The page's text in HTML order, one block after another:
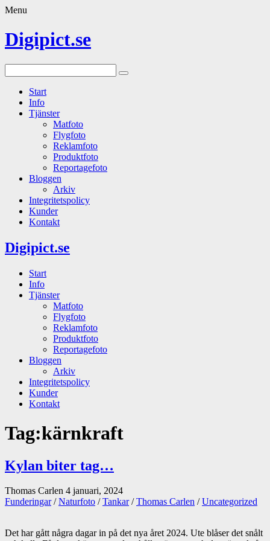
Menu
Digipict.se
Start
Info
Tjänster
Matfoto
Flygfoto
Reklamfoto
Produktfoto
Reportagefoto
Bloggen
Arkiv
Integritetspolicy
Kunder
Kontakt
Digipict.se
Start
Info
Tjänster
Matfoto
Flygfoto
Reklamfoto
Produktfoto
Reportagefoto
Bloggen
Arkiv
Integritetspolicy
Kunder
Kontakt
Tag:kärnkraft
Kylan biter tag…
Thomas Carlen 4 januari, 2024
Funderingar/Naturfoto /Tankar/Thomas Carlen /Uncategorized
Det har gått några dagar in på det nya året 2024. Ute blåser det snålt